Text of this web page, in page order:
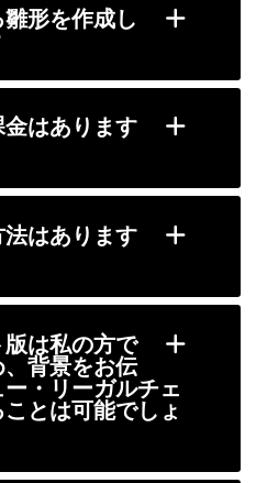
形を作成し
はあります
はあります
は私の方で
背景をお伝
・リーガルチェ
とは可能でしょ